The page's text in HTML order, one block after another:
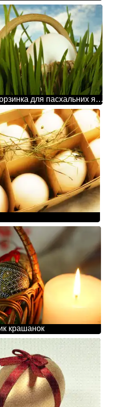
Дитяча корзинка для пасхальних яєць
крашанок